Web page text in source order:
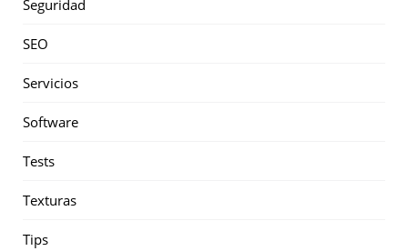
Seguridad
SEO
Servicios
Software
Tests
Texturas
Tips